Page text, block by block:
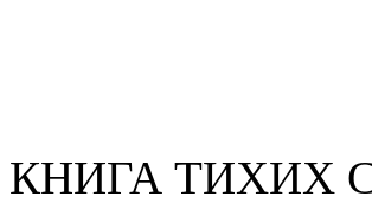
КНИГА ТИХИХ